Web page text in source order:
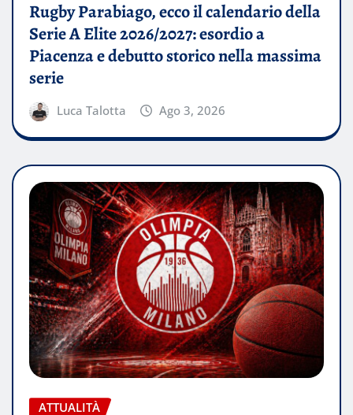
Rugby Parabiago, ecco il calendario della
Serie A Elite 2026/2027: esordio a
Piacenza e debutto storico nella massima
serie
Luca Talotta Ago 3, 2026
ATTUALITÀ